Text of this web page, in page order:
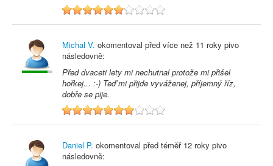
6
Michal V. okomentoval před více než 11 roky pivo
následovně:
Před dvaceti lety mi nechutnal protože mi přišel
hořkej... :-) Teď mi přijde vyváženej, příjemný říz,
dobře se pije.
7
Daniel P. okomentoval před téměř 12 roky pivo
následovně: